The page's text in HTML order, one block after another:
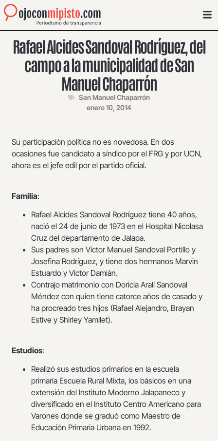
Rafael Alcides Sandoval Rodríguez, del
campo a la municipalidad de San
Manuel Chaparrón
San Manuel Chaparrón
enero 10, 2014
Su participación política no es novedosa. En dos
ocasiones fue candidato a síndico por el FRG y por UCN,
ahora es el jefe edil por el partido oficial.
Familia:
Rafael Alcides Sandoval Rodríguez tiene 40 años,
nació el 24 de junio de 1973 en el Hospital Nicolasa
Cruz del departamento de Jalapa.
Sus padres son Víctor Manuel Sandoval Portillo y
Josefina Rodríguez, y tiene dos hermanos Marvin
Estuardo y Víctor Damián.
Contrajo matrimonio con Doricia Aralí Sandoval
Méndez con quien tiene catorce años de casado y
ha procreado tres hijos (Rafael Alejandro, Brayan
Estive y Shirley Yamilet).
Estudios:
Realizó sus estudios primarios en la escuela
primaria Escuela Rural Mixta, los básicos en una
extensión del Instituto Moderno Jalapaneco y
diversificado en el Instituto Centro Americano para
Varones donde se graduó como Maestro de
Educación Primaria Urbana en 1992.